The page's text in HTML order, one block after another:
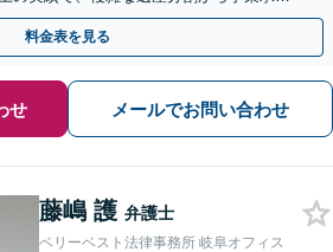
相談可｜駐車場あり】
料金表を見る
せ メールでお問い合わせ
藤嶋 護 弁護士
ベリーベスト法律事務所 岐阜オフィス